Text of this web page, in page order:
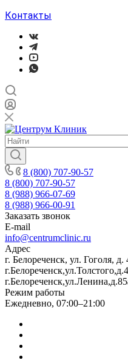
Контакты
8 (800) 707-90-57
8 (800) 707-90-57
8 (988) 966-07-69
8 (988) 966-00-91
Заказать звонок
E-mail
info@centrumclinic.ru
Адрес
г. Белореченск, ул. Гоголя, д.
Режим работы
Ежедневно, 07:00–21:00